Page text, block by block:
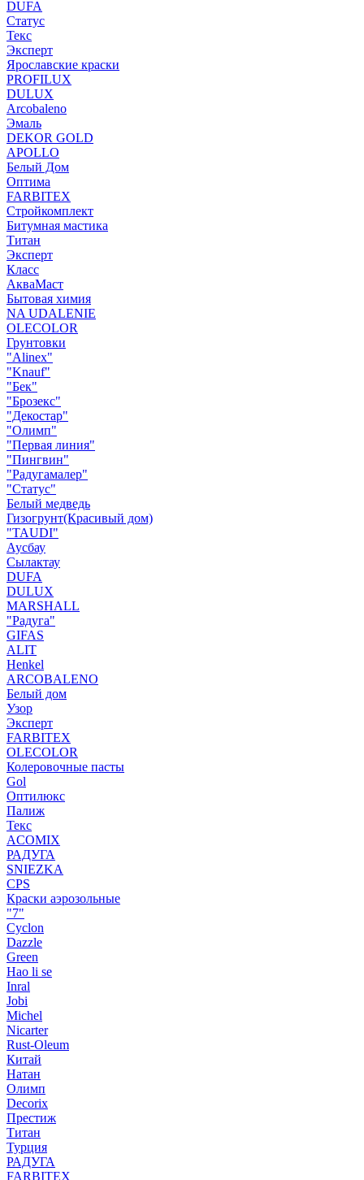
DUFA
Статус
Текс
Эксперт
Ярославские краски
PROFILUX
DULUX
Arcobaleno
Эмаль
DEKOR GOLD
APOLLO
Белый Дом
Оптима
FARBITEX
Стройкомплект
Битумная мастика
Титан
Эксперт
Класс
АкваМаст
Бытовая химия
NA UDALENIE
OLECOLOR
Грунтовки
"Alinex"
"Knauf"
"Бек"
"Брозекс"
"Декостар"
"Олимп"
"Первая линия"
"Пингвин"
"Радугамалер"
"Статус"
Белый медведь
Гизогрунт(Красивый дом)
"TAUDI"
Аусбау
Сылактау
DUFA
DULUX
MARSHALL
"Радуга"
GIFAS
ALIT
Henkel
ARCOBALENO
Белый дом
Узор
Эксперт
FARBITEX
OLECOLOR
Колеровочные пасты
Gol
Оптилюкс
Палиж
Текс
ACOMIX
РАДУГА
SNIEZKA
CPS
Краски аэрозольные
"7"
Cyclon
Dazzle
Green
Hao li se
Inral
Jobi
Michel
Nicarter
Rust-Oleum
Китай
Натан
Олимп
Decorix
Престиж
Титан
Турция
РАДУГА
FARBITEX